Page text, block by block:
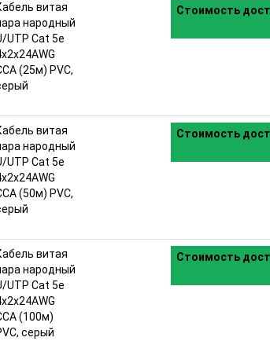
витая
народный
UTP Cat 5e
(25м) PVC,
Стоимость
витая
народный
UTP Cat 5e
(50м) PVC,
Стоимость
витая
народный
UTP Cat 5e
(100м)
серый
Стоимость